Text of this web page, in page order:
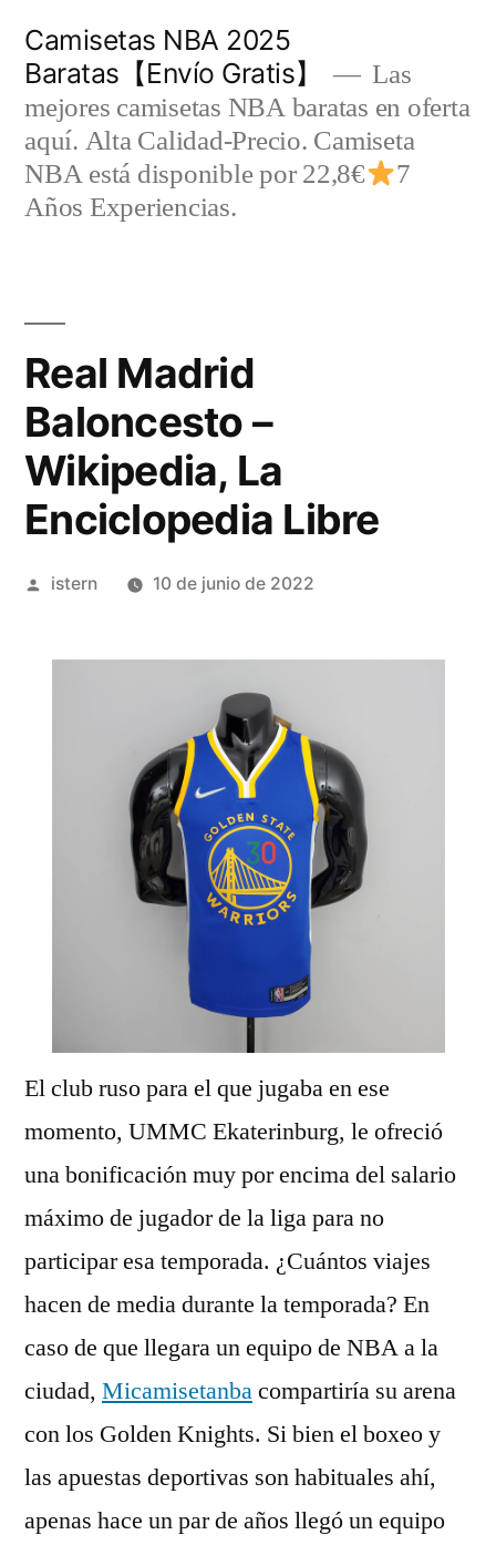
contenido
Camisetas NBA 2025
Baratas【Envío Gratis】
Las
mejores camisetas NBA baratas en oferta
aquí. Alta Calidad-Precio. Camiseta
NBA está disponible por 22,8€
7
Años Experiencias.
Real Madrid
Baloncesto –
Wikipedia, La
Enciclopedia Libre
Publicado
istern 10 de junio de 2022
El club ruso para el que jugaba en ese
momento, UMMC Ekaterinburg, le ofreció
una bonificación muy por encima del salario
máximo de jugador de la liga para no
participar esa temporada. ¿Cuántos viajes
hacen de media durante la temporada? En
caso de que llegara un equipo de NBA a la
ciudad, Micamisetanbacompartiría su arena
con los Golden Knights. Si bien el boxeo y
las apuestas deportivas son habituales ahí,
apenas hace un par de años llegó un equipo